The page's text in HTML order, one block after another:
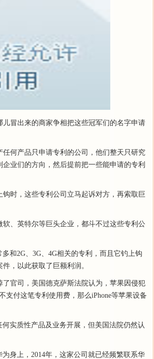
冒出来的商家争相把这些冠军们的名字申请
何产品只申请专利的公司，他们整天只研究
业们的方向，然后提前把一些能申请的专利
时，这些专利公司立马起诉对方，再索取巨
、英特尔等巨头企业，都斗不过这些专利公
和2G、3G、4G相关的专利，而且它钓上钩
，以此获取了巨额利润。
官司，美国德克萨斯法院认为，苹果因侵犯
支付这笔专利使用费，那么iPhone等苹果设备
实质性产品及业务开展，但美国法院仍然认
身上，2014年，这家公司就已经频繁联系华